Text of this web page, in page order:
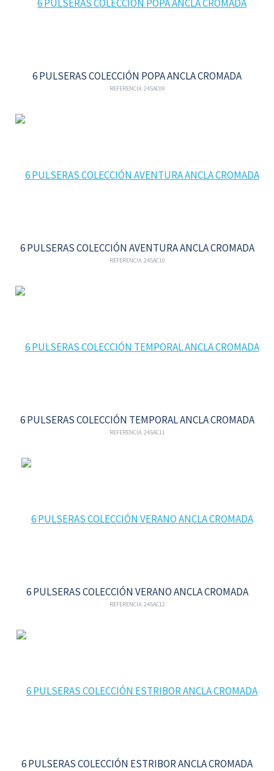
6 PULSERAS COLECCIÓN POPA ANCLA CROMADA
REFERENCIA: 245AC09
6 PULSERAS COLECCIÓN AVENTURA ANCLA CROMADA
REFERENCIA: 245AC10
6 PULSERAS COLECCIÓN TEMPORAL ANCLA CROMADA
REFERENCIA: 245AC11
6 PULSERAS COLECCIÓN VERANO ANCLA CROMADA
REFERENCIA: 245AC12
6 PULSERAS COLECCIÓN ESTRIBOR ANCLA CROMADA